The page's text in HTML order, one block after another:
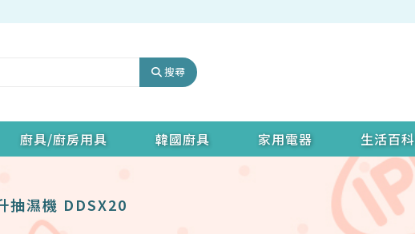
搜尋
廚具/廚房用具 韓國廚具 家用電器 生活百科
濕機 DDSX20